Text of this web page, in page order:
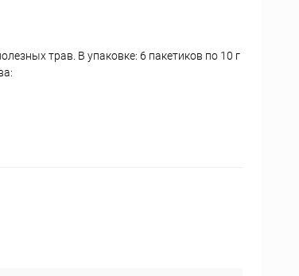
трав. В упаковке: 6 пакетиков по 10 г